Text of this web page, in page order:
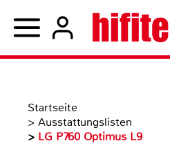
Startseite
> Ausstattungslisten
> LG P760 Optimus L9